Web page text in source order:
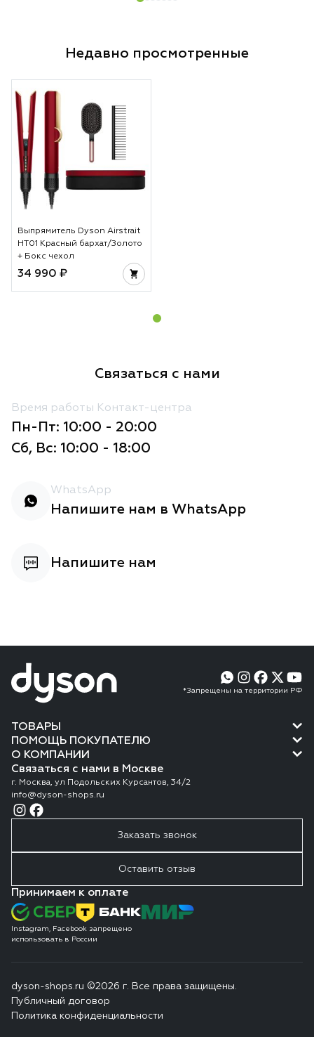
Недавно просмотренные
Выпрямитель Dyson Airstrait
HT01 Красный бархат/Золото
+ Бокс чехол
34 990 ₽
Связаться с нами
Время работы Контакт-центра
Пн-Пт: 10:00 - 20:00
Сб, Вс: 10:00 - 18:00
WhatsApp
Напишите нам в WhatsApp
Напишите нам
*Запрещены на территории РФ
ТОВАРЫ
ПОМОЩЬ ПОКУПАТЕЛЮ
О КОМПАНИИ
Связаться с нами в Москве
г. Москва, ул Подольских Курсантов, 34/2
info@dyson-shops.ru
Заказать звонок
Оставить отзыв
Принимаем к оплате
Instagram, Facebook запрещено
использовать в России
dyson-shops.ru ©2026 г. Все права защищены.
Публичный договор
Политика конфиденциальности